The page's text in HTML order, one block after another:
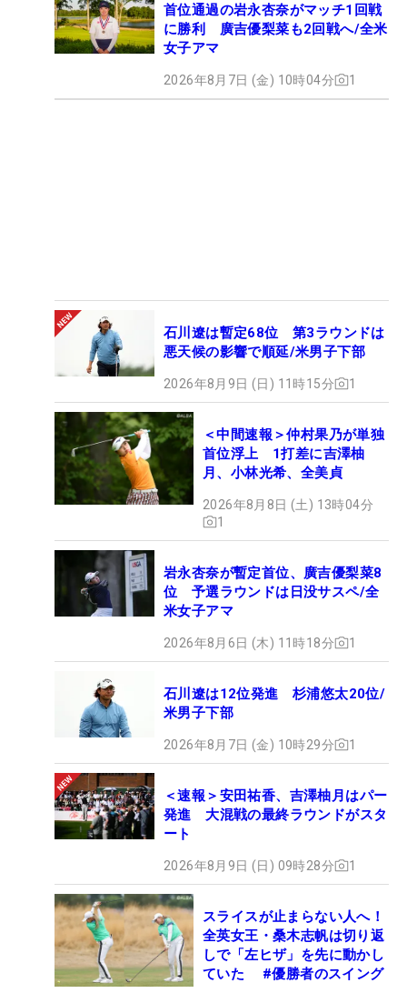
首位通過の岩永杏奈がマッチ1回戦
に勝利 廣吉優梨菜も2回戦へ/全米
女子アマ
2026年8月7日 (金) 10時04分 1
石川遼は暫定68位 第3ラウンドは
悪天候の影響で順延/米男子下部
2026年8月9日 (日) 11時15分 1
＜中間速報＞仲村果乃が単独
首位浮上 1打差に吉澤柚
月、小林光希、全美貞
2026年8月8日 (土) 13時04分
1
岩永杏奈が暫定首位、廣吉優梨菜8
位 予選ラウンドは日没サスペ/全
米女子アマ
2026年8月6日 (木) 11時18分 1
石川遼は12位発進 杉浦悠太20位/
米男子下部
2026年8月7日 (金) 10時29分 1
＜速報＞安田祐香、吉澤柚月はパー
発進 大混戦の最終ラウンドがスタ
ート
2026年8月9日 (日) 09時28分 1
スライスが止まらない人へ！
全英女王・桑木志帆は切り返
しで「左ヒザ」を先に動かし
ていた #優勝者のスイング